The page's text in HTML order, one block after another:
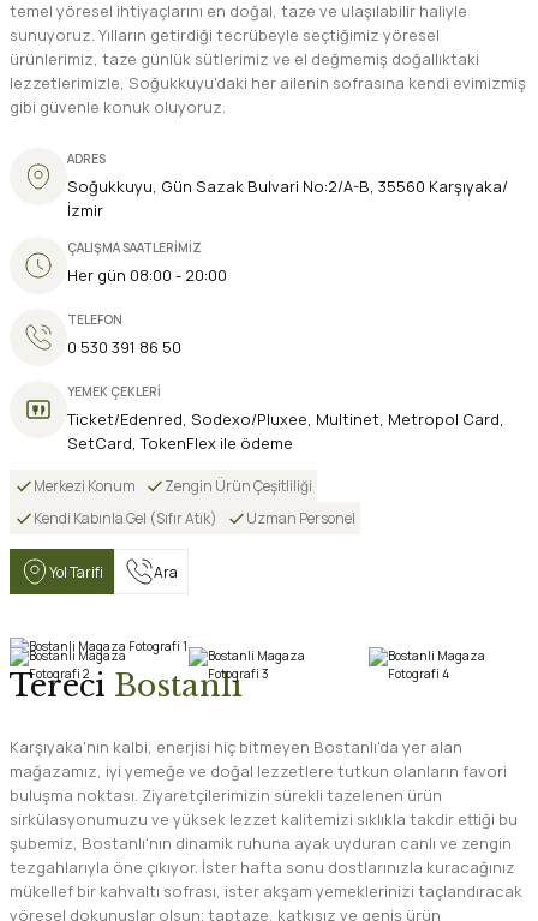
temel yöresel ihtiyaçlarını en doğal, taze ve ulaşılabilir haliyle
sunuyoruz. Yılların getirdiği tecrübeyle seçtiğimiz yöresel
ürünlerimiz, taze günlük sütlerimiz ve el değmemiş doğallıktaki
lezzetlerimizle, Soğukkuyu'daki her ailenin sofrasına kendi evimizmiş
gibi güvenle konuk oluyoruz.
ADRES
Soğukkuyu, Gün Sazak Bulvari No:2/A-B, 35560 Karşıyaka/
İzmir
ÇALIŞMA SAATLERİMİZ
Her gün 08:00 - 20:00
TELEFON
0 530 391 86 50
YEMEK ÇEKLERİ
Ticket/Edenred, Sodexo/Pluxee, Multinet, Metropol Card,
SetCard, TokenFlex ile ödeme
Merkezi Konum
Zengin Ürün Çeşitliliği
Kendi Kabınla Gel (Sıfır Atık)
Uzman Personel
Yol Tarifi Ara
Tereci Bostanlı
Karşıyaka'nın kalbi, enerjisi hiç bitmeyen Bostanlı'da yer alan
mağazamız, iyi yemeğe ve doğal lezzetlere tutkun olanların favori
buluşma noktası. Ziyaretçilerimizin sürekli tazelenen ürün
sirkülasyonumuzu ve yüksek lezzet kalitemizi sıklıkla takdir ettiği bu
şubemiz, Bostanlı'nın dinamik ruhuna ayak uyduran canlı ve zengin
tezgahlarıyla öne çıkıyor. İster hafta sonu dostlarınızla kuracağınız
mükellef bir kahvaltı sofrası, ister akşam yemeklerinizi taçlandıracak
yöresel dokunuşlar olsun; taptaze, katkısız ve geniş ürün